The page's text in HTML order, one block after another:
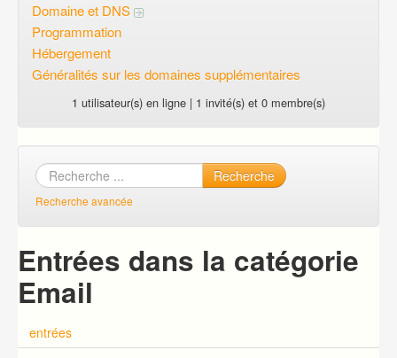
Domaine et DNS
Programmation
Hébergement
Généralités sur les domaines supplémentaires
1 utilisateur(s) en ligne | 1 invité(s) et 0 membre(s)
Recherche
Recherche avancée
Entrées dans la catégorie
Email
entrées